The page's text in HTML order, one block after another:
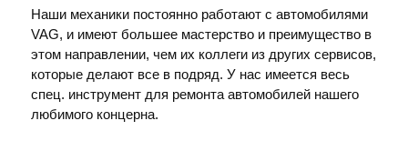
Наши механики постоянно работают с автомобилями
VAG, и имеют большее мастерство и преимущество в
этом направлении, чем их коллеги из других сервисов,
которые делают все в подряд. У нас имеется весь
спец. инструмент для ремонта автомобилей нашего
любимого концерна.